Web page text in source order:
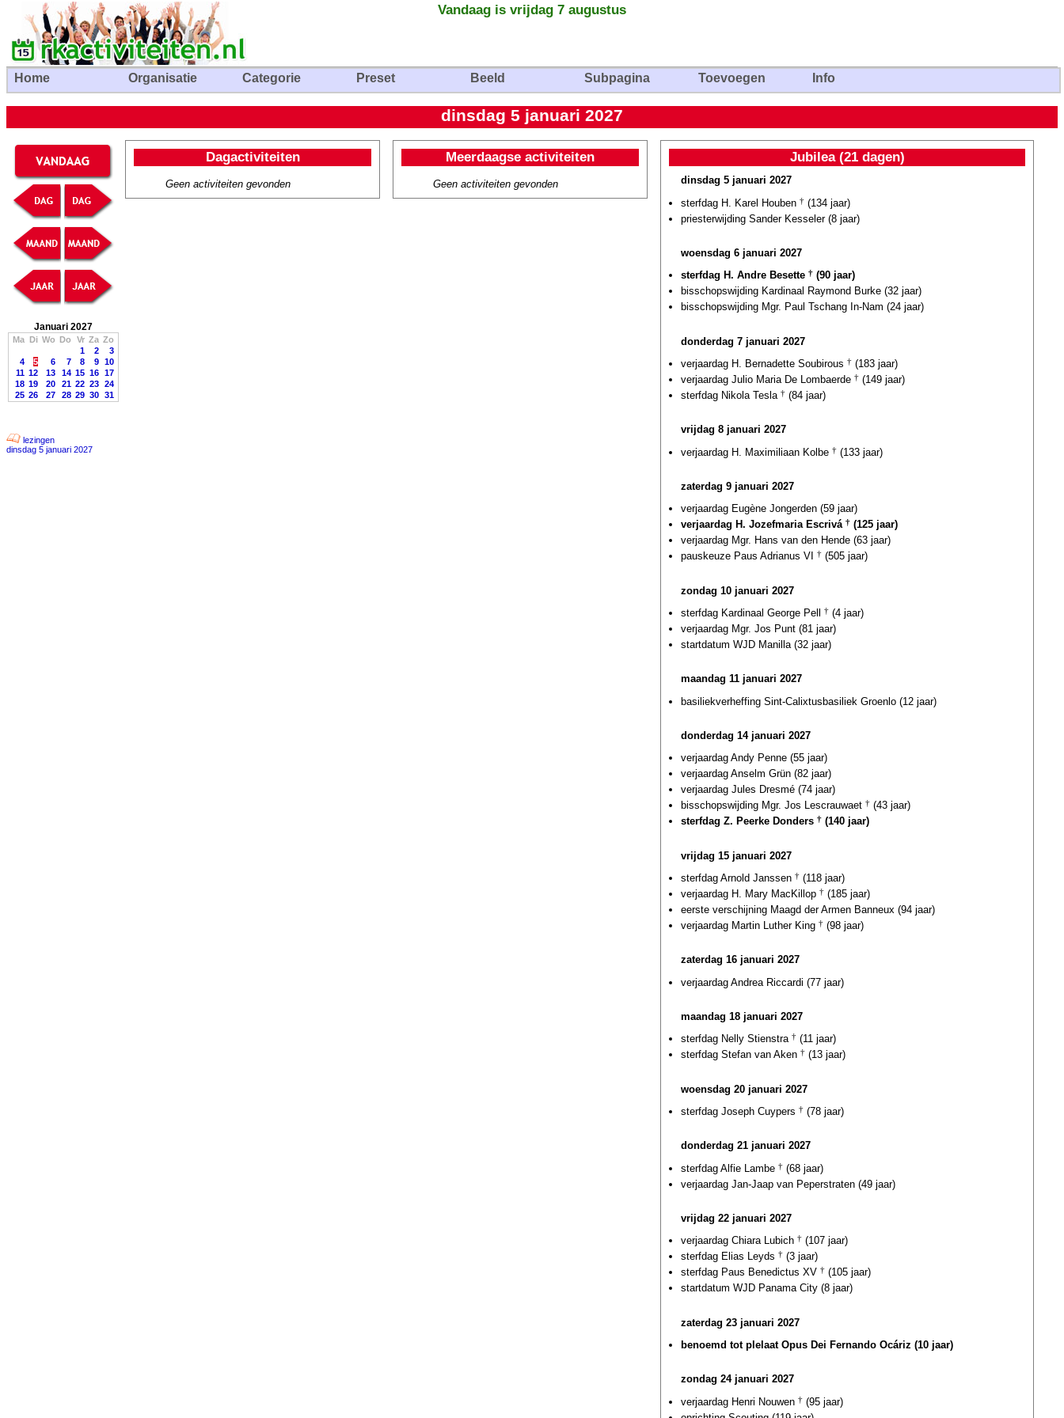
Vandaag is vrijdag 7 augustus
Home Organisatie Categorie Preset Beeld Subpagina Toevoegen Info
dinsdag 5 januari 2027
Januari 2027
Ma Di Wo Do Vr Za Zo
1
2
3
4
5 6 7 8 9 10
11 12 13 14 15 16 17
18 19 20 21 22 23 24
25 26 27 28 29 30 31
lezingen
dinsdag 5 januari 2027
Dagactiviteiten
Geen activiteiten gevonden
Meerdaagse activiteiten
Geen activiteiten gevonden
Jubilea (21 dagen)
dinsdag 5 januari 2027
sterfdag H. Karel Houben † (134 jaar)
priesterwijding Sander Kesseler (8 jaar)
woensdag 6 januari 2027
sterfdag H. Andre Besette † (90 jaar)
bisschopswijding Kardinaal Raymond Burke (32 jaar)
bisschopswijding Mgr. Paul Tschang In-Nam (24 jaar)
donderdag 7 januari 2027
verjaardag H. Bernadette Soubirous † (183 jaar)
verjaardag Julio Maria De Lombaerde † (149 jaar)
sterfdag Nikola Tesla † (84 jaar)
vrijdag 8 januari 2027
verjaardag H. Maximiliaan Kolbe † (133 jaar)
zaterdag 9 januari 2027
verjaardag Eugène Jongerden (59 jaar)
verjaardag H. Jozefmaria Escrivá † (125 jaar)
verjaardag Mgr. Hans van den Hende (63 jaar)
pauskeuze Paus Adrianus VI
† (505 jaar)
zondag 10 januari 2027
sterfdag Kardinaal George Pell
† (4 jaar)
verjaardag Mgr. Jos Punt (81 jaar)
startdatum WJD Manilla (32 jaar)
maandag 11 januari 2027
basiliekverheffing Sint-Calixtusbasiliek Groenlo (12 jaar)
donderdag 14 januari 2027
verjaardag Andy Penne (55 jaar)
verjaardag Anselm Grün (82 jaar)
verjaardag Jules Dresmé (74 jaar)
bisschopswijding Mgr. Jos Lescrauwaet † (43 jaar)
sterfdag Z. Peerke Donders † (140 jaar)
vrijdag 15 januari 2027
sterfdag Arnold Janssen † (118 jaar)
verjaardag H. Mary MacKillop † (185 jaar)
eerste verschijning Maagd der Armen Banneux (94 jaar)
verjaardag Martin Luther King † (98 jaar)
zaterdag 16 januari 2027
verjaardag Andrea Riccardi (77 jaar)
maandag 18 januari 2027
sterfdag Nelly Stienstra † (11 jaar)
sterfdag Stefan van Aken † (13 jaar)
woensdag 20 januari 2027
sterfdag Joseph Cuypers † (78 jaar)
donderdag 21 januari 2027
sterfdag Alfie Lambe † (68 jaar)
verjaardag Jan-Jaap van Peperstraten (49 jaar)
vrijdag 22 januari 2027
verjaardag Chiara Lubich † (107 jaar)
sterfdag Elias Leyds † (3 jaar)
sterfdag Paus Benedictus XV † (105 jaar)
startdatum WJD Panama City (8 jaar)
zaterdag 23 januari 2027
benoemd tot plelaat Opus Dei Fernando Ocáriz (10 jaar)
zondag 24 januari 2027
verjaardag Henri Nouwen † (95 jaar)